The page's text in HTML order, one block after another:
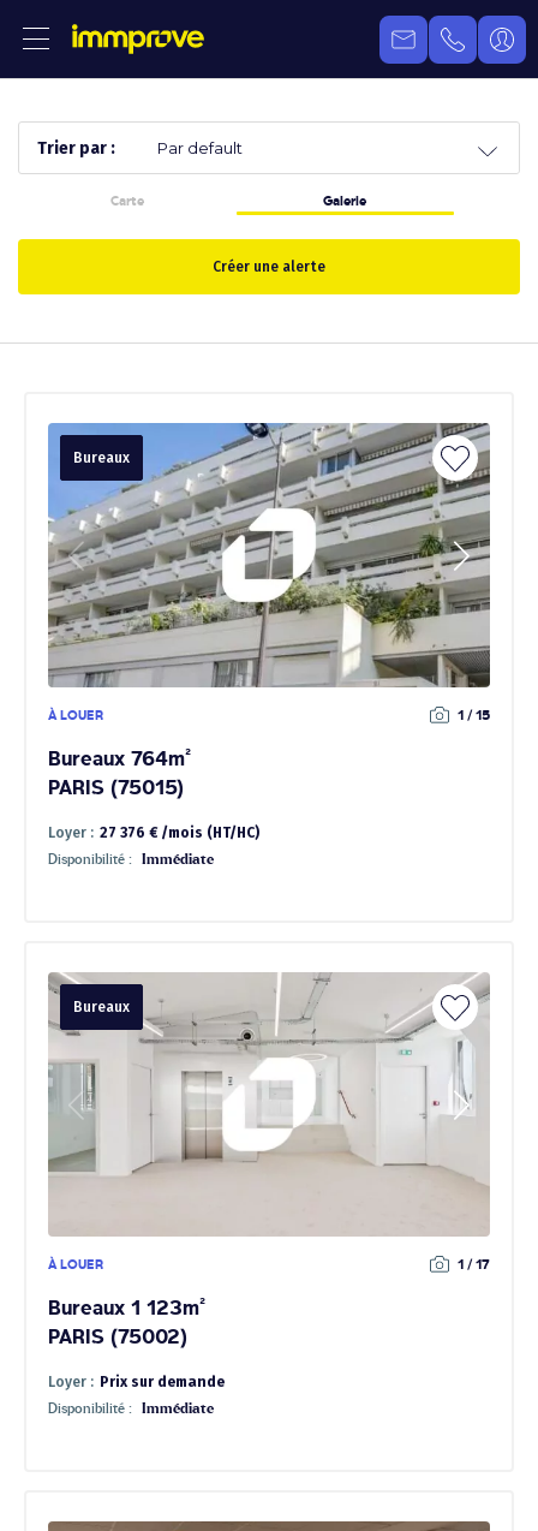
Trier par :
Carte Galerie
Créer une alerte
Bureaux
À LOUER 1 / 15
Bureaux 764m²
PARIS (75015)
Loyer : 27 376 € /mois (HT/HC)
Disponibilité : Immédiate
Bureaux
À LOUER 1 / 17
Bureaux 1 123m²
PARIS (75002)
Loyer : Prix sur demande
Disponibilité : Immédiate